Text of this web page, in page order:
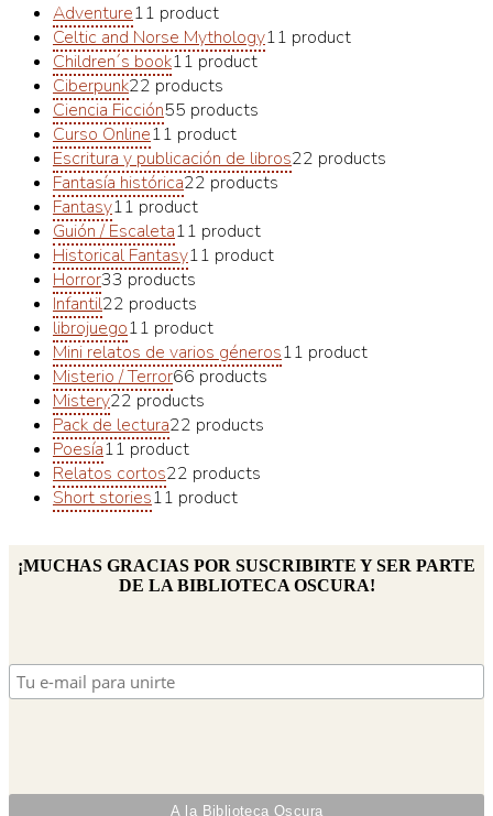
Adventure11 product
Celtic and Norse Mythology11 product
Children´s book11 product
Ciberpunk22 products
Ciencia Ficción55 products
Curso Online11 product
Escritura y publicación de libros22 products
Fantasía histórica22 products
Fantasy11 product
Guión / Escaleta11 product
Historical Fantasy11 product
Horror33 products
Infantil22 products
librojuego11 product
Mini relatos de varios géneros11 product
Misterio / Terror66 products
Mistery22 products
Pack de lectura22 products
Poesía11 product
Relatos cortos22 products
Short stories11 product
¡MUCHAS GRACIAS POR SUSCRIBIRTE Y SER PARTE
DE LA BIBLIOTECA OSCURA!